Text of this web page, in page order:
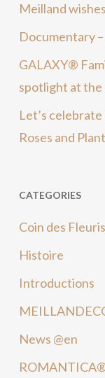
Meilland
Documentary
GALAXY®
spotlight at the
Let’s
Roses and
CATEGORIES
Coin des
Histoire
Introductions
News @en